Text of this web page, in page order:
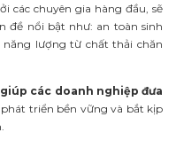
các chuyên gia hàng đầu, sẽ
đề nổi bật như: an toàn sinh
lượng từ chất thải chăn
giúp các doanh nghiệp đưa
, phát triển bền vững và bắt kịp